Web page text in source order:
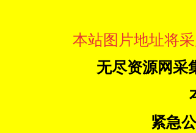
本站图片地址将
无尽资源网采
紧急